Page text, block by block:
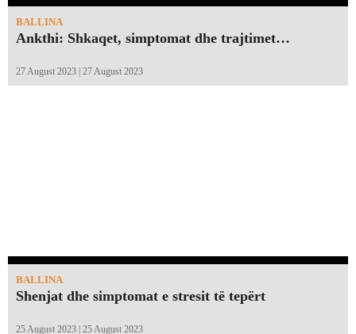
BALLINA
Ankthi: Shkaqet, simptomat dhe trajtimet…
27 August 2023 | 27 August 2023
BALLINA
Shenjat dhe simptomat e stresit të tepërt
25 August 2023 | 25 August 2023